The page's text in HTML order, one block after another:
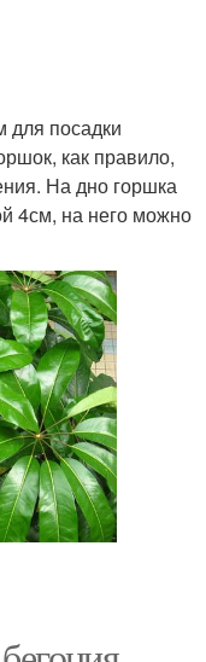
для посадки
как правило,
На дно горшка
4см, на него можно